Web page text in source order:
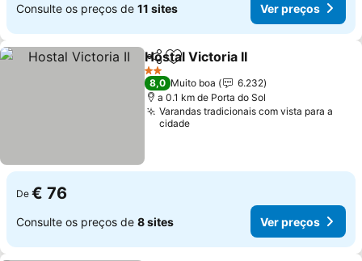
Consulte os preços de 11 sites Ver preços
PartilharAdicionar aos favoritos
Hostal Victoria II
2 Estrelas
8,0 Muito boa
6.232
a 0.1 km de Porta do Sol
Varandas tradicionais com vista para a
cidade
De € 76
Consulte os preços de 8 sites Ver preços